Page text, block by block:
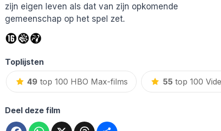
zijn eigen leven als dat van zijn opkomende
gemeenschap op het spel zet.
Toplijsten
49 top 100 HBO Max-films 55top 100
Deel deze film
FacebookWhatsApp
X Threads